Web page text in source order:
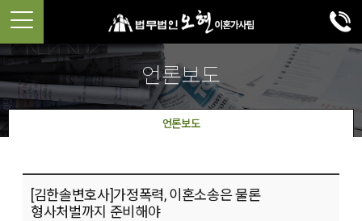
언론보도
언론보도
[김한솔변호사]가정폭력, 이혼소송은 물론
형사처벌까지 준비해야